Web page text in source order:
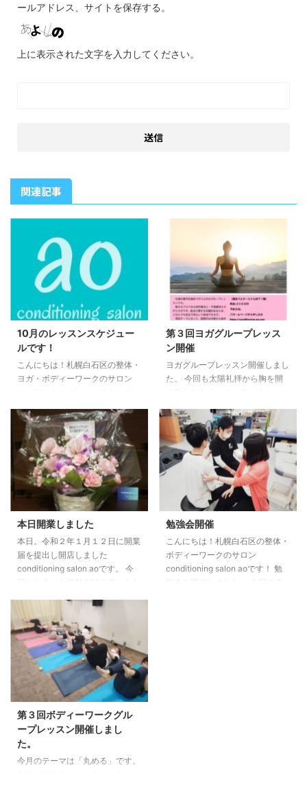
ールアドレス、サイトを保存する。
上に表示された文字を入力してください。
関連記事
10月のレッスンスケジュー
ルです！
こんにちは！札幌白石区の整体・
ヨガ・ボディーワークのサロン
ン予定です！ ○グループレッス
ン予定○ ●ヨガ・ボディーワーク
グループレッスン（白石） 25日
（日）10時〜11時 ●ヨガグルー
プレッスン（福住） 6日 （火）
19時15分〜20時15分（担当：大
本） 20日（火）19時15分〜20時
19時15分〜20時15分（担当：松
澤もなみ） ●ボディーワークグ
ループレッスン（福住） 1日 （木
...
第３回ヨガグループレッス
ン開催
ヨガグループレッスン開催しまし
た。 今回も太陽礼拝から胸を開
す。 豊平区福住でヨガに興味の
ある方ぜひご参加ください。 予
約はこちらから
本日開業しました
本日。令和２年１月１２日に開業
届を提出し開店しました
conditioning salon aoです。 今
願いします。 まずはサロンでの
整体やプライベートレッスン、白
石区・豊平区でのグループレッス
ンを始めていきます。 お気軽に
ご連絡ください。 サロンについ
てやどんな活動をしているのかに
ついてはこれから徐々に紹介して
も頂きました。ありがとうござい
ます。 これからどうぞよろしく
お願いします。 conditio ...
勉強会開催
こんにちは！札幌白石区の整体・
ボディーワークのサロン
conditioning salon aoです！ 勉
第３回ボディーワークグル
ープレッスン開催しまし
た。
今月のテーマは「丸める」です。